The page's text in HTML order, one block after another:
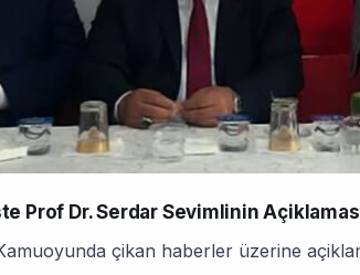
Prof Dr. Serdar Sevimlinin
çikan haberler üzerine